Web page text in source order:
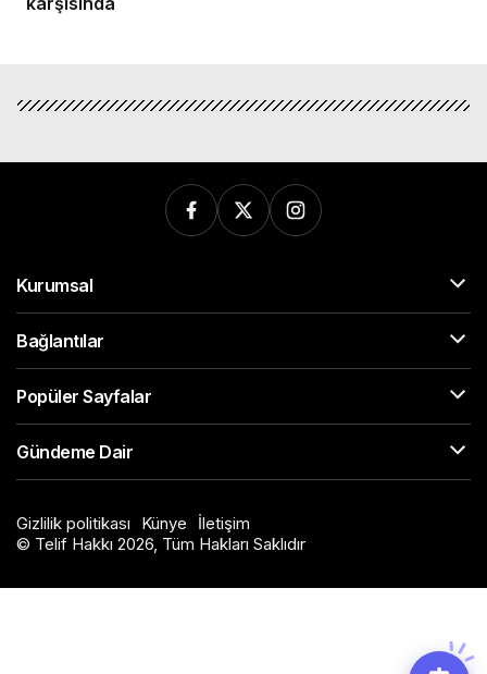
Kurumsal
Bağlantılar
Popüler Sayfalar
Gündeme Dair
Gizlilik politikası Künye
İletişim
© Telif Hakkı 2026, Tüm Hakları Saklıdır